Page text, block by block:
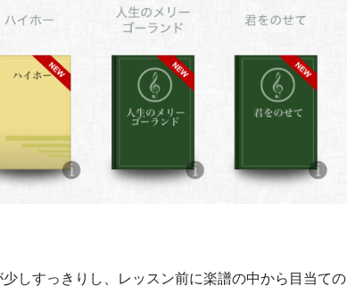
しすっきりし、レッスン前に楽譜の中から目当ての